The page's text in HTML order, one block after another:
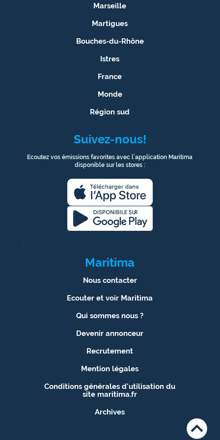
Marseille
Martigues
Bouches-du-Rhône
Istres
France
Monde
Région sud
Suivez-nous!
Ecoutez vos émissions favorites avec l’application Maritima
disponible sur les stores :
1
Maritima
Nous contacter
Ecouter et voir Maritima
Qui sommes nous ?
Devenir annonceur
Recrutement
Mention légales
Conditions générales d'utilisation du
site maritima.fr
Archives